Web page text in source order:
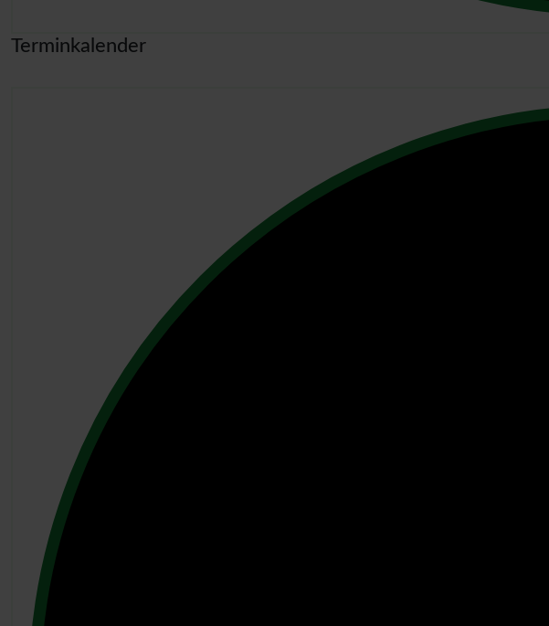
Terminkalender